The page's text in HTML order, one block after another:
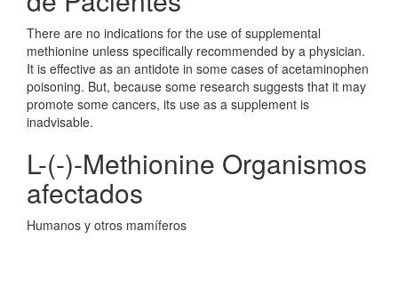
There are no indications for the use of supplemental
methionine unless specifically recommended by a physician.
It is effective as an antidote in some cases of acetaminophen
poisoning. But, because some research suggests that it may
promote some cancers, its use as a supplement is
inadvisable.
L-(-)-Methionine Organismos
afectados
Humanos y otros mamíferos